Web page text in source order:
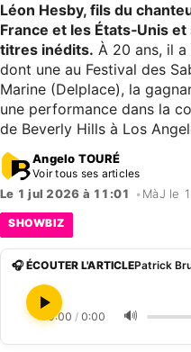
Léon Hesby, fils du
France et les États‑Unis
titres inédits. À 20 ans, il
dont une au Festival des
Marine (Delplace), la
une performance dans la
de Beverly Hills à Los
Angelo TOURÉ
Voir tous ses articles
Le 1 jul 2026 à 11:01 • MàJ le
SHOWBIZ
🎧 ÉCOUTER L'ARTICLE
0:00 / 0:00 🔊